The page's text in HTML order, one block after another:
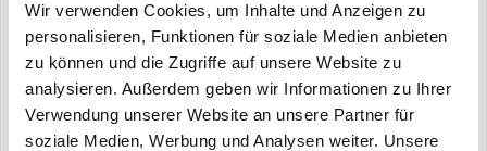
Wir verwenden Cookies, um Inhalte und Anzeigen zu
personalisieren, Funktionen für soziale Medien anbieten
zu können und die Zugriffe auf unsere Website zu
analysieren. Außerdem geben wir Informationen zu Ihrer
Verwendung unserer Website an unsere Partner für
soziale Medien, Werbung und Analysen weiter. Unsere
Baumaschinen Industrie
Waiblingen - Morgens vor der Arbeit sicher zu wissen, dass alle
Akkus über Nacht vollständig geladen und einsatzbereit sind, ist
Grundvoraussetzung für Profis und ihre Arbeit. Diese
Verlässlichkeit bietet die neue Akku-Ladesteuerungen CM 10 von
STIHL. Die kostengünstige Plug & Play-Lösung wird über...
11. August 2025
steckdose plug & play (und 8 weitere)